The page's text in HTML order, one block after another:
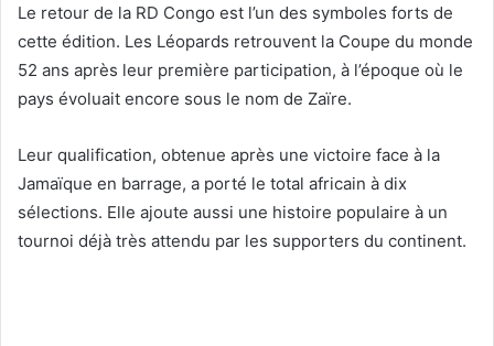
Le retour de la RD Congo est l’un des symboles forts de
cette édition. Les Léopards retrouvent la Coupe du monde
52 ans après leur première participation, à l’époque où le
pays évoluait encore sous le nom de Zaïre.
Leur qualification, obtenue après une victoire face à la
Jamaïque en barrage, a porté le total africain à dix
sélections. Elle ajoute aussi une histoire populaire à un
tournoi déjà très attendu par les supporters du continent.